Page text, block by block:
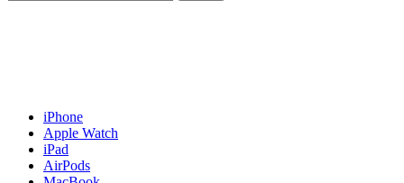
iPhone
Apple Watch
iPad
AirPods